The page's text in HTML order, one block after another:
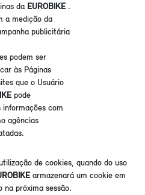
da EUROBIKE .
a medição da
publicitária
podem ser
às Páginas
que o Usuário
pode
com
agências
de cookies, quando do uso
armazenará um cookie em
na próxima sessão.